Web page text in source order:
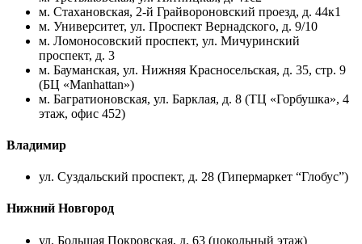
м. Стахановская, 2-й Грайвороновский проезд, д. 44к1
м. Университет, ул. Проспект Вернадского, д. 9/10
м. Ломоносовский проспект, ул. Мичуринский
проспект, д. 3
м. Бауманская, ул. Нижняя Красносельская, д. 35, стр. 9
(БЦ «Manhattan»)
м. Багратионовская, ул. Барклая, д. 8 (ТЦ «Горбушка», 4
этаж, офис 452)
Владимир
ул. Суздальский проспект, д. 28 (Гипермаркет “Глобус”)
Нижний Новгород
ул. Большая Покровская, д. 63 (цокольный этаж)